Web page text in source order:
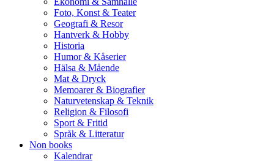
Foto, Konst & Teater
Geografi & Resor
Hantverk & Hobby
Historia
Humor & Kåserier
Hälsa & Mående
Mat & Dryck
Memoarer & Biografier
Naturvetenskap & Teknik
Religion & Filosofi
Sport & Fritid
Språk & Litteratur
Non books
Kalendrar